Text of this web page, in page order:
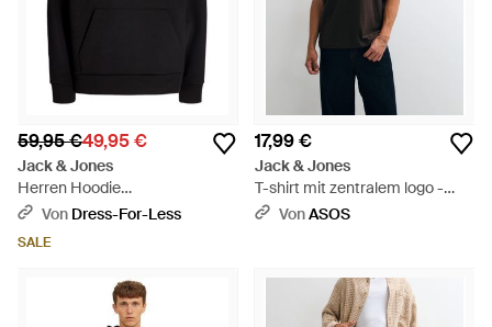
59,95 €49,95 €
Jack & Jones
Herren Hoodie
Kapuzenpullover Jjebarron
Von Dress-For-Less
SALE
17,99 €
Jack & Jones
T-shirt mit zentralem logo -
Schwarz
VonASOS